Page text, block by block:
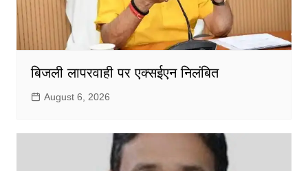
बिजली लापरवाही पर एक्सईएन निलंबित
August 6, 2026